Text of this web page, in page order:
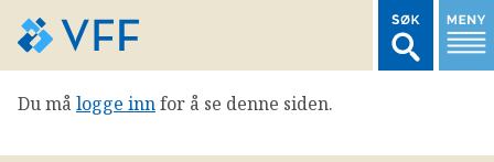
TIL FORSIDEN
Du må logge innfor å se denne siden.